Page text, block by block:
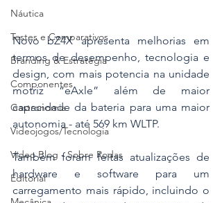
Náutica
Testes e Comparativos
Branding & Estratégia
Componentes
Gastronomia
Videojogos/Tecnologia
Vídeo Blog - Sobre Rodas
Editorial
Novo bZ4X apresenta melhorias em
termos de desempenho, tecnologia e
design, com mais potencia na unidade
motriz “eAxle” além de maior
capacidade da bateria para uma maior
autonomia - até 569 km WLTP.
Também foram feitas atualizações de
hardware e software para um
carregamento mais rápido, incluindo o